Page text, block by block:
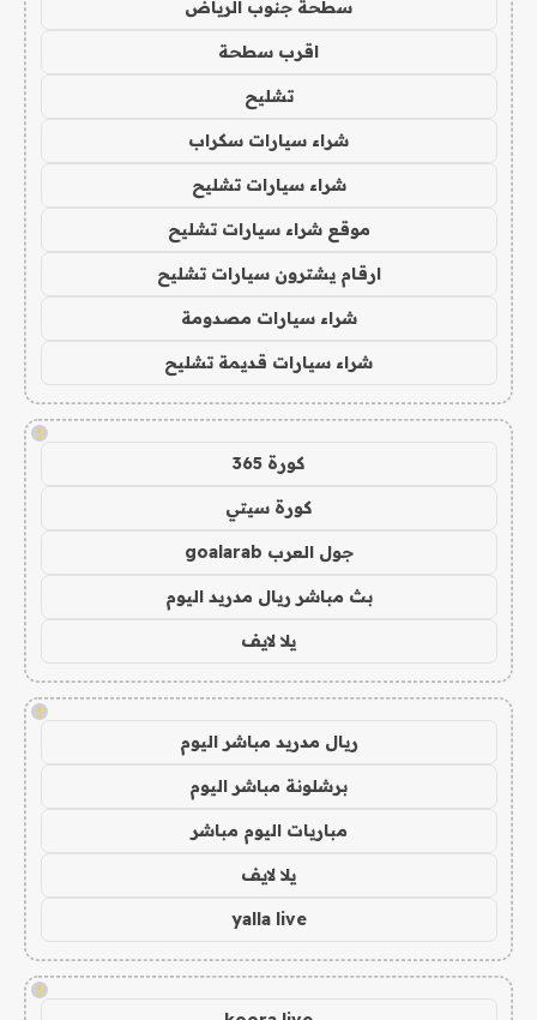
سطحة جنوب الرياض
اقرب سطحة
تشليح
شراء سيارات سكراب
شراء سيارات تشليح
موقع شراء سيارات تشليح
ارقام يشترون سيارات تشليح
شراء سيارات مصدومة
شراء سيارات قديمة تشليح
!
كورة 365
كورة سيتي
جول العرب goalarab
بث مباشر ريال مدريد اليوم
يلا لايف
!
ريال مدريد مباشر اليوم
برشلونة مباشر اليوم
مباريات اليوم مباشر
يلا لايف
yalla live
!